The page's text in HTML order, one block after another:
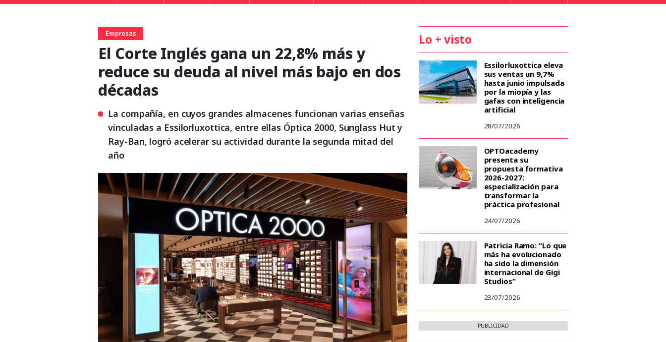
Empresas
El Corte Inglés gana un 22,8% más y
reduce su deuda al nivel más bajo en dos
décadas
La compañía, en cuyos grandes almacenes funcionan varias enseñas
vinculadas a Essilorluxottica, entre ellas Óptica 2000, Sunglass Hut y
Ray-Ban, logró acelerar su actividad durante la segunda mitad del
año
Lo + visto
Essilorluxottica eleva
sus ventas un 9,7%
hasta junio impulsada
por la miopía y las
gafas con inteligencia
artificial
28/07/2026
OPTOacademy
presenta su
propuesta formativa
2026-2027:
especialización para
transformar la
práctica profesional
24/07/2026
Patricia Ramo: “Lo que
más ha evolucionado
ha sido la dimensión
internacional de Gigi
Studios”
23/07/2026
PUBLICIDAD